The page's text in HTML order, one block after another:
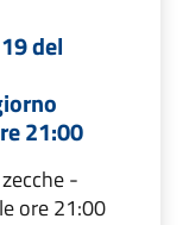
del
21:00
-
ore 21:00